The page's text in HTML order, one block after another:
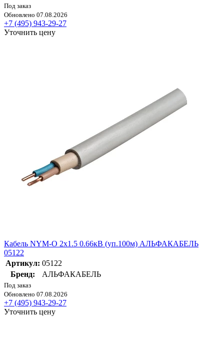
Под заказ
Обновлено 07.08.2026
+7 (495) 943-29-27
Уточнить цену
Кабель NYM-O 2х1.5 0.66кВ (уп.100м) АЛЬФАКАБЕЛЬ
05122
Артикул: 05122
Бренд:
АЛЬФАКАБЕЛЬ
Под заказ
Обновлено 07.08.2026
+7 (495) 943-29-27
Уточнить цену